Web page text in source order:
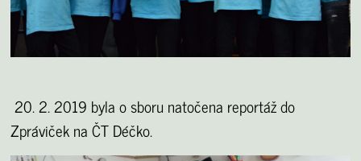
20. 2. 2019 byla o sboru natočena reportáž do
Zpráviček na ČT Déčko.